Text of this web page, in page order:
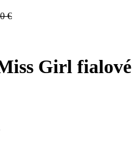
€
Girl fialové